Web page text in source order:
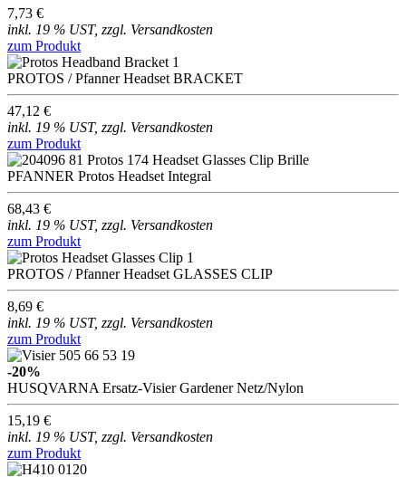
7,73 €
inkl. 19 % UST, zzgl. Versandkosten
zum Produkt
PROTOS / Pfanner Headset BRACKET
47,12 €
inkl. 19 % UST, zzgl. Versandkosten
zum Produkt
PFANNER Protos Headset Integral
68,43 €
inkl. 19 % UST, zzgl. Versandkosten
zum Produkt
PROTOS / Pfanner Headset GLASSES CLIP
8,69 €
inkl. 19 % UST, zzgl. Versandkosten
zum Produkt
-20%
HUSQVARNA Ersatz-Visier Gardener Netz/Nylon
15,19 €
inkl. 19 % UST, zzgl. Versandkosten
zum Produkt